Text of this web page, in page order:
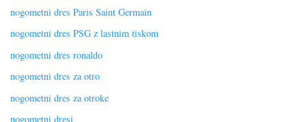
nogometni dres Paris Saint Germain
nogometni dres PSG z lastnim tiskom
nogometni dres ronaldo
nogometni dres za otro
nogometni dres za otroke
nogometni dresi